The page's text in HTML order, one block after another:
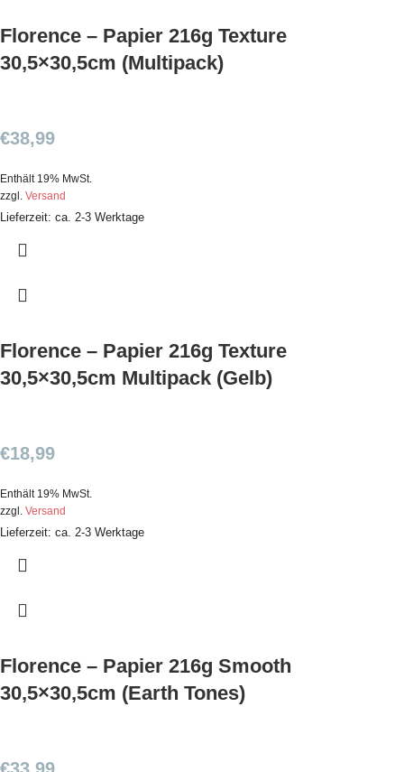
Florence – Papier 216g Texture
30,5×30,5cm (Multipack)
€38,99
Enthält 19% MwSt.
zzgl. Versand
Lieferzeit: ca. 2-3 Werktage
Florence – Papier 216g Texture
30,5×30,5cm Multipack (Gelb)
€18,99
Enthält 19% MwSt.
zzgl. Versand
Lieferzeit: ca. 2-3 Werktage
Florence – Papier 216g Smooth
30,5×30,5cm (Earth Tones)